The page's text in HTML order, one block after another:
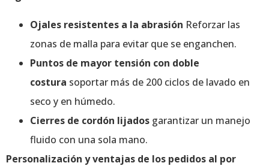
Ojales resistentes a la abrasión Reforzar las
zonas de malla para evitar que se enganchen.
Puntos de mayor tensión con doble
costura soportar más de 200 ciclos de lavado en
seco y en húmedo.
Cierres de cordón lijados garantizar un manejo
fluido con una sola mano.
Personalización y ventajas de los pedidos al por